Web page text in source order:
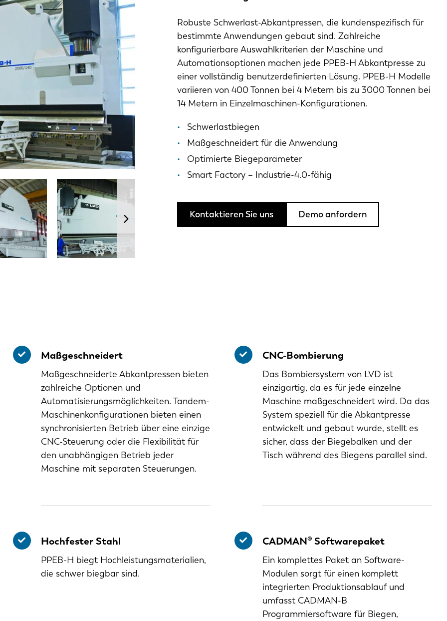
Robuste Schwerlast-Abkantpressen, die kundenspezifisch für
bestimmte Anwendungen gebaut sind. Zahlreiche
konfigurierbare Auswahlkriterien der Maschine und
Automationsoptionen machen jede PPEB-H Abkantpresse zu
einer vollständig benutzerdefinierten Lösung. PPEB-H Modelle
variieren von 400 Tonnen bei 4 Metern bis zu 3000 Tonnen bei
14 Metern in Einzelmaschinen-Konfigurationen.
Schwerlastbiegen
Maßgeschneidert für die Anwendung
Optimierte Biegeparameter
Smart Factory – Industrie-4.0-fähig
Kontaktieren Sie uns Demo anfordern
Maßgeschneidert
Maßgeschneiderte Abkantpressen bieten
zahlreiche Optionen und
Automatisierungsmöglichkeiten. Tandem-
Maschinenkonfigurationen bieten einen
synchronisierten Betrieb über eine einzige
CNC-Steuerung oder die Flexibilität für
den unabhängigen Betrieb jeder
Maschine mit separaten Steuerungen.
CNC-Bombierung
Das Bombiersystem von LVD ist
einzigartig, da es für jede einzelne
Maschine maßgeschneidert wird. Da das
System speziell für die Abkantpresse
entwickelt und gebaut wurde, stellt es
sicher, dass der Biegebalken und der
Tisch während des Biegens parallel sind.
Hochfester Stahl
PPEB-H biegt Hochleistungsmaterialien,
die schwer biegbar sind.
CADMAN® Softwarepaket
Ein komplettes Paket an Software-
Modulen sorgt für einen komplett
integrierten Produktionsablauf und
umfasst CADMAN-B
Programmiersoftware für Biegen,